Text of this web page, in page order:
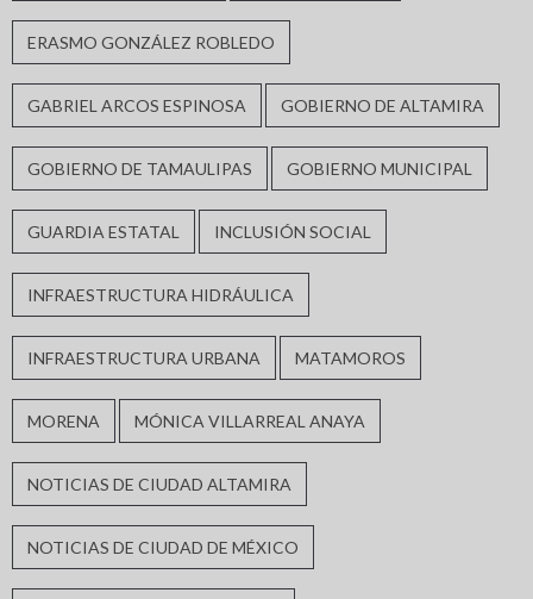
ERASMO GONZÁLEZ ROBLEDO
GABRIEL ARCOS ESPINOSA GOBIERNO DE ALTAMIRA
GOBIERNO DE TAMAULIPAS GOBIERNO MUNICIPAL
GUARDIA ESTATAL INCLUSIÓN SOCIAL
INFRAESTRUCTURA HIDRÁULICA
INFRAESTRUCTURA URBANA MATAMOROS
MORENA MÓNICA VILLARREAL ANAYA
NOTICIAS DE CIUDAD ALTAMIRA
NOTICIAS DE CIUDAD DE MÉXICO